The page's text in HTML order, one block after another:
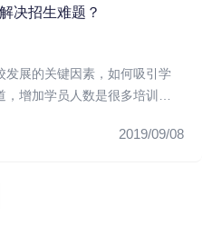
决招生难题？
发展的关键因素，如何吸引学
增加学员人数是很多培训学
2019/09/08